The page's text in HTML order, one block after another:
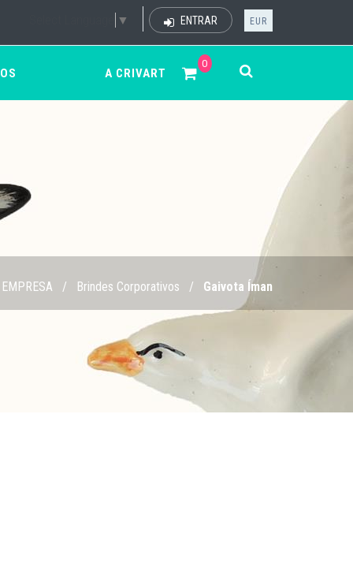
▼ ENTRAR EUR
0
A CRIVART
/ Brindes Corporativos / Gaivota Íman